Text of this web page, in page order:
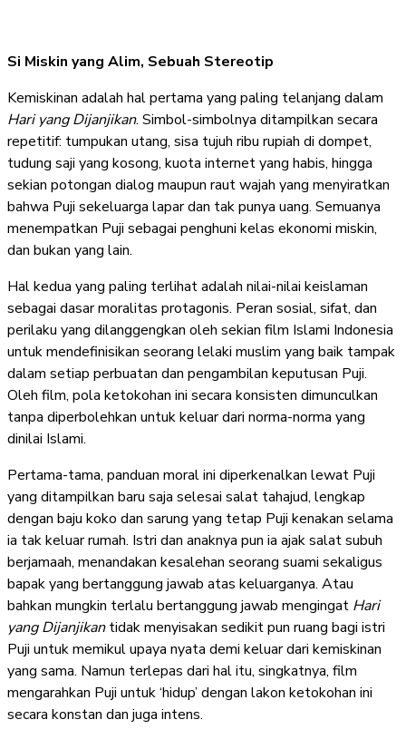
Si Miskin yang Alim, Sebuah Stereotip
Kemiskinan adalah hal pertama yang paling telanjang dalam
Hari yang Dijanjikan. Simbol-simbolnya ditampilkan secara
repetitif: tumpukan utang, sisa tujuh ribu rupiah di dompet,
tudung saji yang kosong, kuota internet yang habis, hingga
sekian potongan dialog maupun raut wajah yang menyiratkan
bahwa Puji sekeluarga lapar dan tak punya uang. Semuanya
menempatkan Puji sebagai penghuni kelas ekonomi miskin,
dan bukan yang lain.
Hal kedua yang paling terlihat adalah nilai-nilai keislaman
sebagai dasar moralitas protagonis. Peran sosial, sifat, dan
perilaku yang dilanggengkan oleh sekian film Islami Indonesia
untuk mendefinisikan seorang lelaki muslim yang baik tampak
dalam setiap perbuatan dan pengambilan keputusan Puji.
Oleh film, pola ketokohan ini secara konsisten dimunculkan
tanpa diperbolehkan untuk keluar dari norma-norma yang
dinilai Islami.
Pertama-tama, panduan moral ini diperkenalkan lewat Puji
yang ditampilkan baru saja selesai salat tahajud, lengkap
dengan baju koko dan sarung yang tetap Puji kenakan selama
ia tak keluar rumah. Istri dan anaknya pun ia ajak salat subuh
berjamaah, menandakan kesalehan seorang suami sekaligus
bapak yang bertanggung jawab atas keluarganya. Atau
bahkan mungkin terlalu bertanggung jawab mengingat Hari
yang Dijanjikantidak menyisakan sedikit pun ruang bagi istri
Puji untuk memikul upaya nyata demi keluar dari kemiskinan
yang sama. Namun terlepas dari hal itu, singkatnya, film
mengarahkan Puji untuk ‘hidup’ dengan lakon ketokohan ini
secara konstan dan juga intens.